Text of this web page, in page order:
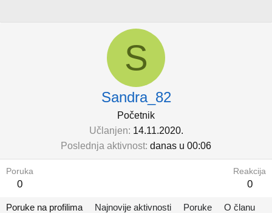
S
Sandra_82
Početnik
Učlanjen 14.11.2020.
Poslednja aktivnost danas u 00:06
Poruka
0
Reakcija
0
Poruke na profilima Najnovije aktivnosti Poruke O članu